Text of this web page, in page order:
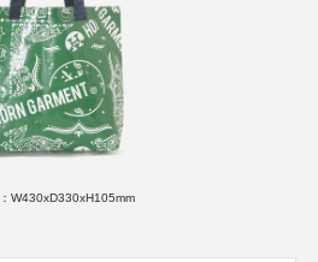
W430xD330xH105mm